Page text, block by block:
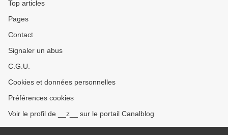
Top articles
Pages
Contact
Signaler un abus
C.G.U.
Cookies et données personnelles
Préférences cookies
Voir le profil de __z__ sur le portail Canalblog